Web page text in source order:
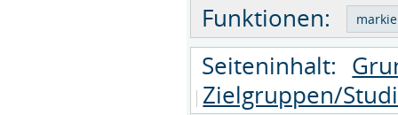
Funktionen:
Seiteninhalt:
Zielgruppen/